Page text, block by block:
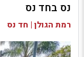
בדיקת זמינות ומחירים
נס בחד נס
רמת הגולן | חד נס